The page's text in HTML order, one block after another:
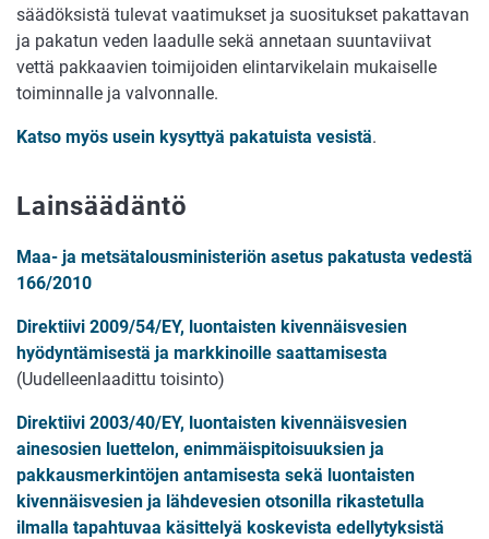
säädöksistä tulevat vaatimukset ja suositukset pakattavan
ja pakatun veden laadulle sekä annetaan suuntaviivat
vettä pakkaavien toimijoiden elintarvikelain mukaiselle
toiminnalle ja valvonnalle.
Katso myös usein kysyttyä pakatuista vesistä.
Lainsäädäntö
Maa- ja metsätalousministeriön asetus pakatusta vedestä
166/2010
Direktiivi 2009/54/EY, luontaisten kivennäisvesien
hyödyntämisestä ja markkinoille saattamisesta
(Uudelleenlaadittu toisinto)
Direktiivi 2003/40/EY, luontaisten kivennäisvesien
ainesosien luettelon, enimmäispitoisuuksien ja
pakkausmerkintöjen antamisesta sekä luontaisten
kivennäisvesien ja lähdevesien otsonilla rikastetulla
ilmalla tapahtuvaa käsittelyä koskevista edellytyksistä